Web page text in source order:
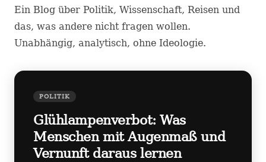
Ein Blog über Politik, Wissenschaft, Reisen und
das, was andere nicht fragen wollen.
Unabhängig, analytisch, ohne Ideologie.
POLITIK
Glühlampenverbot: Was
Menschen mit Augenmaß und
Vernunft daraus lernen